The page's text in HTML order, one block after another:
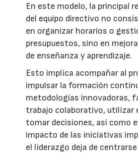
En este modelo, la principal
del equipo directivo no
en organizar horarios o
presupuestos, sino en
de enseñanza y aprendizaje.
Esto implica acompañar al
impulsar la formación
metodologías innovadoras,
trabajo colaborativo, utilizar
tomar decisiones, así como
impacto de las iniciativas
el liderazgo deja de centrarse